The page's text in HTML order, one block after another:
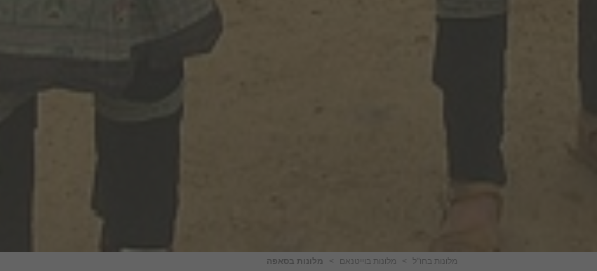
מלונות בסאפה < מלונות בוייטנאם < מלונות בחו"ל